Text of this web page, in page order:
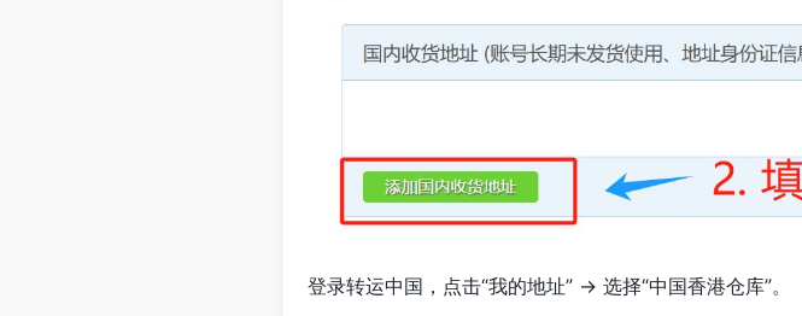
登录转运中国，点击“我的地址” → 选择“中国香港仓库”。